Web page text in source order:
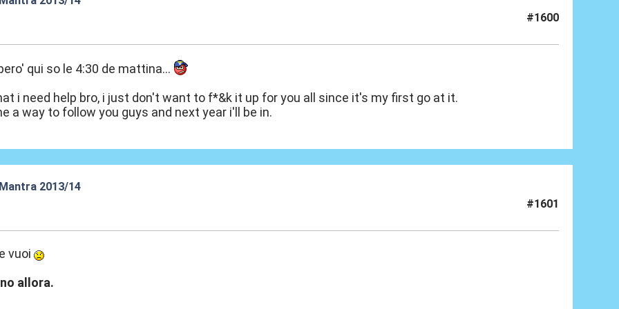
#1600
qui so le 4:30 de mattina...
i need help bro, i just don't want to f*&k it up for you all since it's my first go at it.
a way to follow you guys and next year i'll be in.
2013/14
#1601
vuoi
allora.